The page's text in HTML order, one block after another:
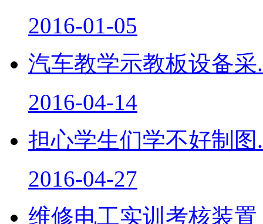
2016-01-05
汽车教学示教板设备采
2016-04-14
担心学生们学不好制图
2016-04-27
维修电工实训考核装置